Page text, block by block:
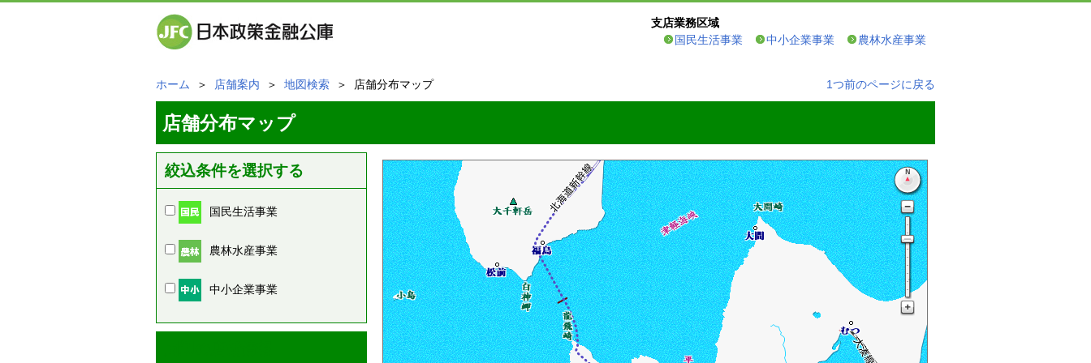
支店業務区域
国民生活事業
中小企業事業 農林水産事業
ホーム ＞ 店舗案内 ＞ 地図検索 ＞ 店舗分布マップ 1つ前のページに戻る
店舗分布マップ
絞込条件を選択する
国民生活事業
農林水産事業
中小企業事業